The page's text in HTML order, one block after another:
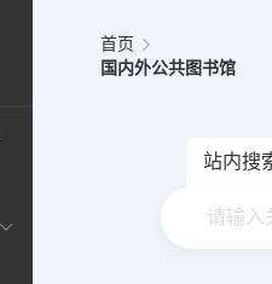
首页
国内外公共图书馆
站内搜